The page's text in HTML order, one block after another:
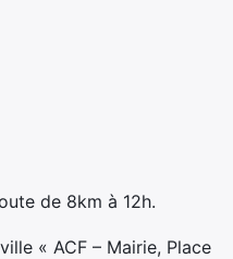
de 8km à 12h.
« ACF – Mairie, Place